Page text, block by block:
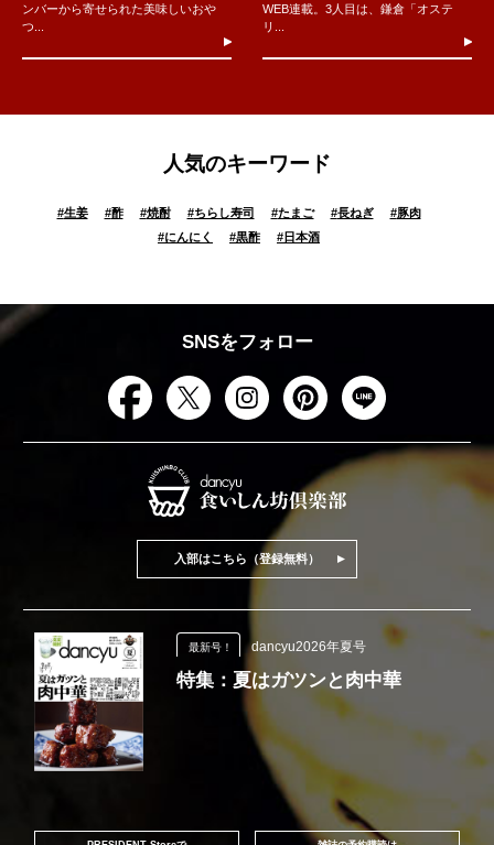
ンバーから寄せられた美味しいおや
つ...
WEB連載。3人目は、鎌倉「オステ
リ...
人気のキーワード
#生姜 #酢 #焼酎 #ちらし寿司 #たまご #長ねぎ #豚肉
#にんにく #黒酢 #日本酒
SNSをフォロー
入部はこちら（登録無料）
最新号！ dancyu2026年夏号
特集：夏はガツンと肉中華